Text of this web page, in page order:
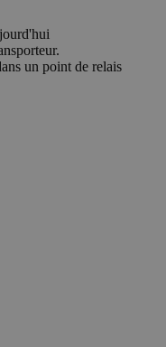
un point de relais